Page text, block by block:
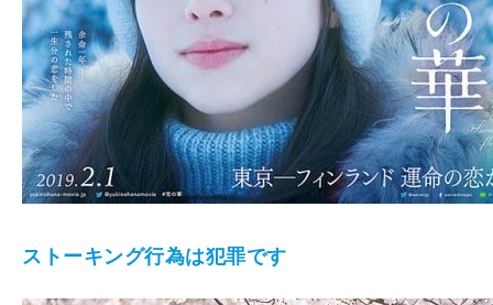
ストーキング行為は犯罪です